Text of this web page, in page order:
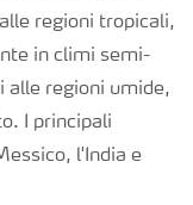
regioni tropicali,
in climi semi-
alle regioni umide,
I principali
l'India e